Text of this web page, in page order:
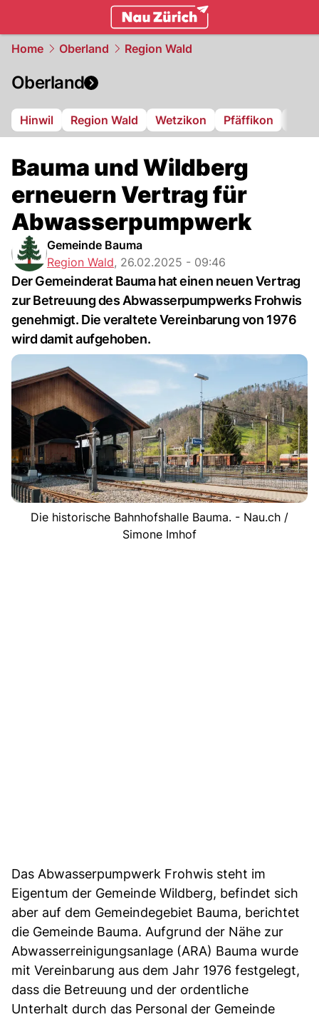
Home Oberland Region Wald
Oberland
Hinwil Region Wald Wetzikon Pfäffikon
Bauma und Wildberg
erneuern Vertrag für
Abwasserpumpwerk
Gemeinde Bauma
Region Wald, 26.02.2025 - 09:46
Der Gemeinderat Bauma hat einen neuen Vertrag
zur Betreuung des Abwasserpumpwerks Frohwis
genehmigt. Die veraltete Vereinbarung von 1976
wird damit aufgehoben.
Die historische Bahnhofshalle Bauma. - Nau.ch /
Simone Imhof
Das Abwasserpumpwerk Frohwis steht im
Eigentum der Gemeinde Wildberg, befindet sich
aber auf dem Gemeindegebiet Bauma, berichtet
die Gemeinde Bauma. Aufgrund der Nähe zur
Abwasserreinigungsanlage (ARA) Bauma wurde
mit Vereinbarung aus dem Jahr 1976 festgelegt,
dass die Betreuung und der ordentliche
Unterhalt durch das Personal der Gemeinde